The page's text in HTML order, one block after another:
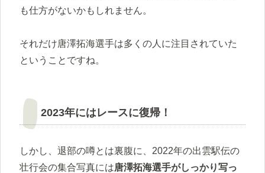
も仕方がないかもしれません。
それだけ唐澤拓海選手は多くの人に注目されていた
ということですね。
2023年にはレースに復帰！
しかし、退部の噂とは裏腹に、2022年の出雲駅伝の
壮行会の集合写真には唐澤拓海選手がしっかり写っ